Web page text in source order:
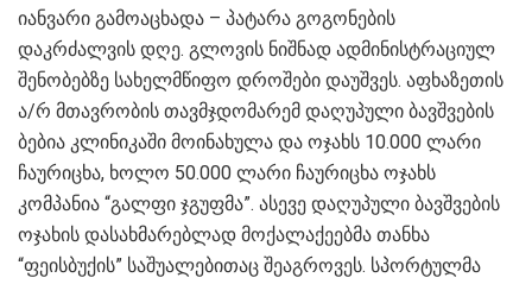
იანვარი გამოაცხადა – პატარა გოგონების
დაკრძალვის დღე. გლოვის ნიშნად ადმინისტრაციულ
შენობებზე სახელმწიფო დროშები დაუშვეს. აფხაზეთის
ა/რ მთავრობის თავმჯდომარემ დაღუპული ბავშვების
ბებია კლინიკაში მოინახულა და ოჯახს 10.000 ლარი
ჩაურიცხა, ხოლო 50.000 ლარი ჩაურიცხა ოჯახს
კომპანია “გალფი ჯგუფმა”. ასევე დაღუპული ბავშვების
ოჯახის დასახმარებლად მოქალაქეებმა თანხა
“ფეისბუქის” საშუალებითაც შეაგროვეს. სპორტულმა